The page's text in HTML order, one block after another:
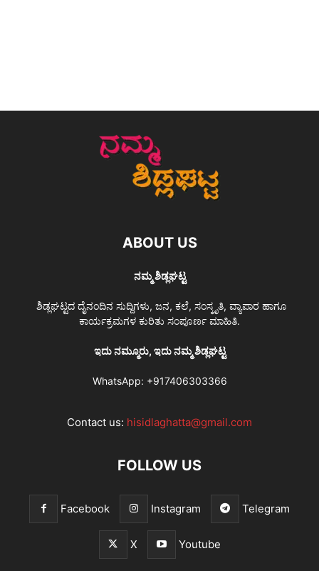
ABOUT US
ನಮ್ಮ ಶಿಡ್ಲಘಟ್ಟ
ಶಿಡ್ಲಘಟ್ಟದ ದೈನಂದಿನ ಸುದ್ದಿಗಳು, ಜನ, ಕಲೆ, ಸಂಸ್ಕೃತಿ, ವ್ಯಾಪಾರ ಹಾಗೂ
ಕಾರ್ಯಕ್ರಮಗಳ ಕುರಿತು ಸಂಪೂರ್ಣ ಮಾಹಿತಿ.
ಇದು ನಮ್ಮೂರು, ಇದು ನಮ್ಮ ಶಿಡ್ಲಘಟ್ಟ
WhatsApp: +917406303366
Contact us: hisidlaghatta@gmail.com
FOLLOW US
Facebook Instagram Telegram
X Youtube